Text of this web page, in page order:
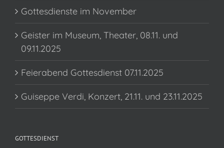
Gottesdienste im November
Geister im Museum, Theater, 08.11. und
09.11.2025
Feierabend Gottesdienst 07.11.2025
Guiseppe Verdi, Konzert, 21.11. und 23.11.2025
GOTTESDIENST